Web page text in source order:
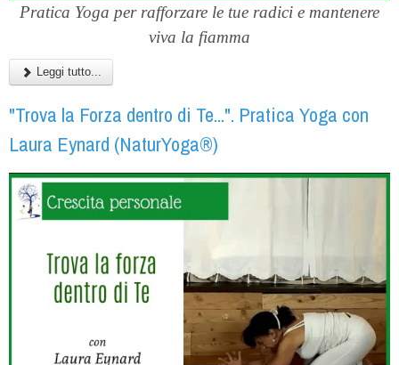
Pratica Yoga per rafforzare le tue radici e mantenere
viva la fiamma
Leggi tutto...
"Trova la Forza dentro di Te...". Pratica Yoga con
Laura Eynard (NaturYoga®)